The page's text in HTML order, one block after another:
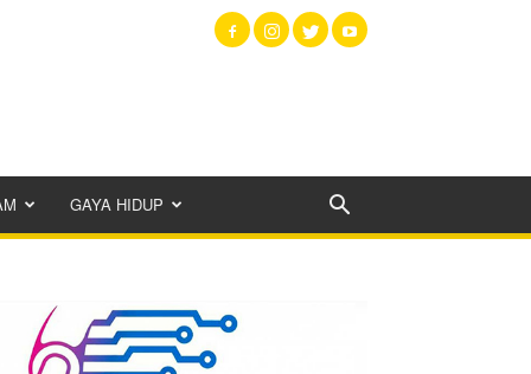
GAYA HIDUP